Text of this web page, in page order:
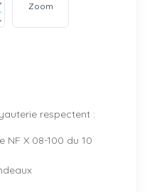
Zoom
respectent :
NF X 08-100 du 10